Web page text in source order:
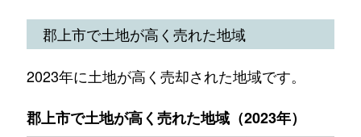
郡上市で土地が高く売れた地域
2023年に土地が高く売却された地域です。
郡上市で土地が高く売れた地域（2023年）